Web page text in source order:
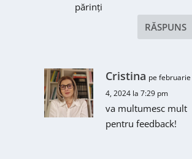
părinți
RĂSPUNS
Cristina pe februarie
4, 2024 la 7:29 pm
va multumesc mult
pentru feedback!